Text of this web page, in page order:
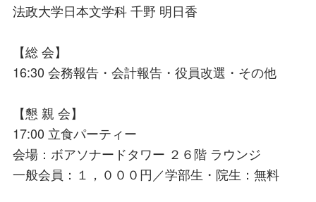
法政大学日本文学科 千野 明日香
【総 会】
16:30 会務報告・会計報告・役員改選・その他
【懇 親 会】
17:00 立食パーティー
会場：ボアソナードタワー ２６階 ラウンジ
一般会員：１，０００円／学部生・院生：無料